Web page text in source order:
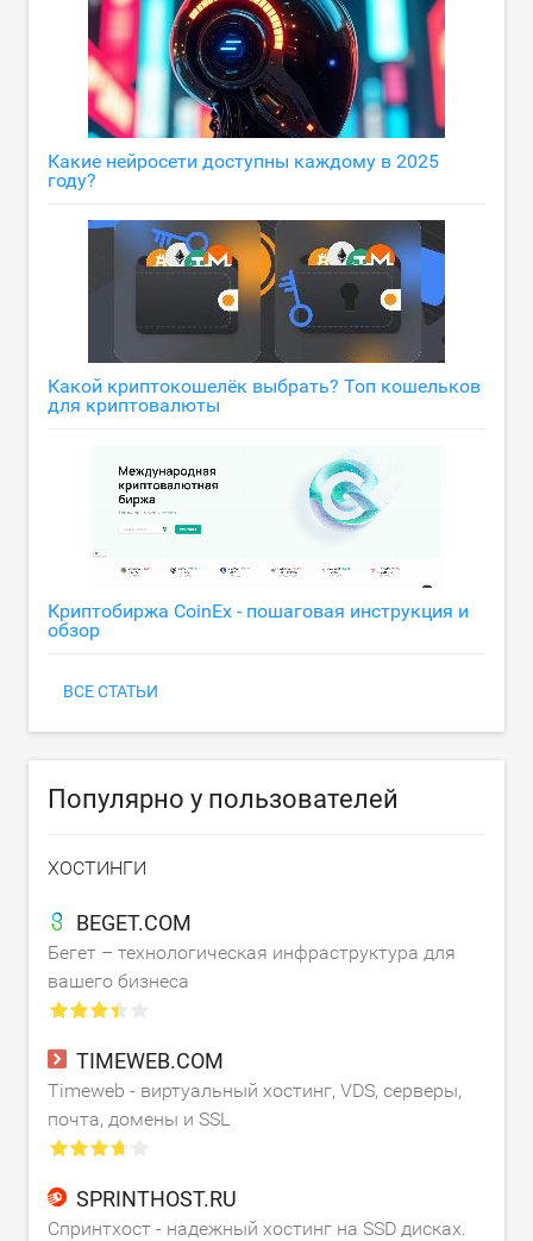
Какие нейросети доступны каждому в 2025
году?
Какой криптокошелёк выбрать? Топ кошельков
для криптовалюты
Криптобиржа CoinEx - пошаговая инструкция и
обзор
ВСЕ СТАТЬИ
Популярно у пользователей
ХОСТИНГИ
BEGET.COM
Бегет – технологическая инфраструктура для
вашего бизнеса
TIMEWEB.COM
Timeweb - виртуальный хостинг, VDS, серверы,
почта, домены и SSL
SPRINTHOST.RU
Спринтхост - надежный хостинг на SSD дисках.